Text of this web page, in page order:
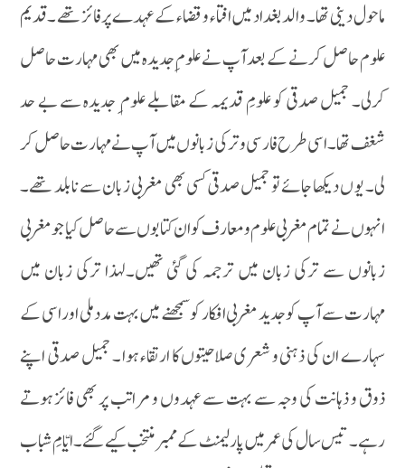
ماحول دینی تھا ۔ والد بغداد میں افتاء و قضا ء کے عہدے پر فائز تھے ۔قدیم
علوم حاصل کرنے کے بعد آپ نے علوم ِ جدیدہ میں بھی مہارت حاصل
کرلی۔ جمیل صدقی کو علومِ قدیمہ کے مقابلے علوم ِ جدیدہ سے بے حد
شغف تھا ۔ اسی طرح فارسی و ترکی زبانوں میں آپ نے مہارت حاصل کر
لی۔ یو ں دیکھا جائے تو جمیل صدقی کسی بھی مغربی زبان سے نا بلد تھے۔
انہوں نے تمام مغربی علوم و معارف کو ان کتابوں سے حاصل کیا جو مغربی
زبانوں سے ترکی زبان میں ترجمہ کی گئی تھیں۔لہذا ترکی زبان میں
مہارت سے آپ کو جدید مغربی افکار کو سمجھنے میں بہت مدد ملی اور اسی کے
سہارے ان کی ذہنی و شعری صلاحیتوں کا ارتقاء ہوا ۔ جمیل صدقی اپنے
ذوق و ذہانت کی وجہ سے بہت سے عہدوں و مراتب پر بھی فائز ہوتے
رہے۔ تیس سال کی عمر میں پارلیمنٹ کے ممبر منتخب کیے گئے ۔ایّامِ شباب